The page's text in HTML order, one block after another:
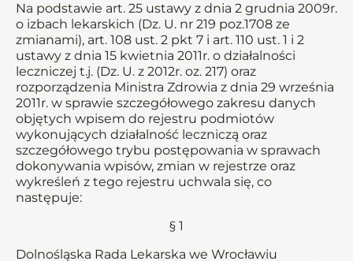
Na podstawie art. 25 ustawy z dnia 2 grudnia 2009r.
o izbach lekarskich (Dz. U. nr 219 poz.1708 ze
zmianami), art. 108 ust. 2 pkt 7 i art. 110 ust. 1 i 2
ustawy z dnia 15 kwietnia 2011r. o działalności
leczniczej t.j. (Dz. U. z 2012r. oz. 217) oraz
rozporządzenia Ministra Zdrowia z dnia 29 września
2011r. w sprawie szczegółowego zakresu danych
objętych wpisem do rejestru podmiotów
wykonujących działalność leczniczą oraz
szczegółowego trybu postępowania w sprawach
dokonywania wpisów, zmian w rejestrze oraz
wykreśleń z tego rejestru uchwala się, co
następuje:
§ 1
Dolnośląska Rada Lekarska we Wrocławiu